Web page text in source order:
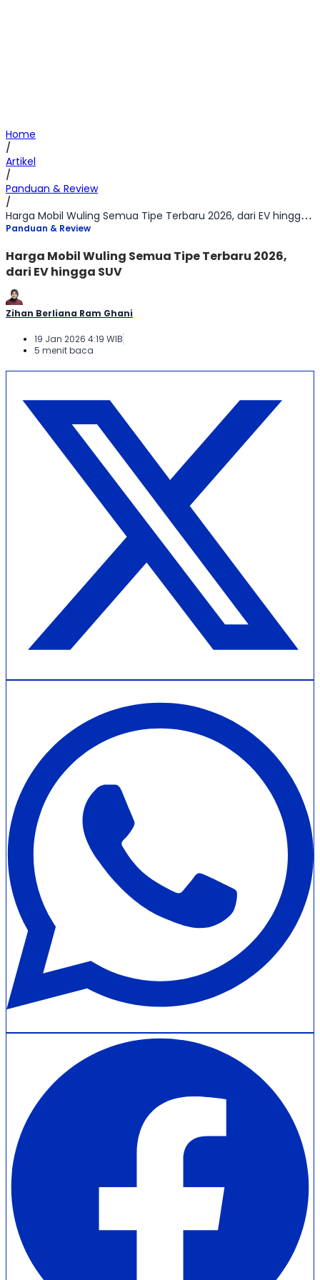
Home
/
Artikel
/
Panduan & Review
/
Harga Mobil Wuling Semua Tipe Terbaru 2026, dari EV hingga SUV
Panduan & Review
Harga Mobil Wuling Semua Tipe Terbaru 2026,
dari EV hingga SUV
Zihan Berliana Ram Ghani
19 Jan 2026 4:19 WIB
5 menit baca